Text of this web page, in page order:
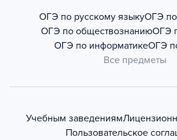
ОГЭ по русскому языкуОГЭ по
ОГЭ по обществознаниюОГЭ
ОГЭ по информатикеОГЭ
Все предметы
Учебным заведениям
Пользовательское